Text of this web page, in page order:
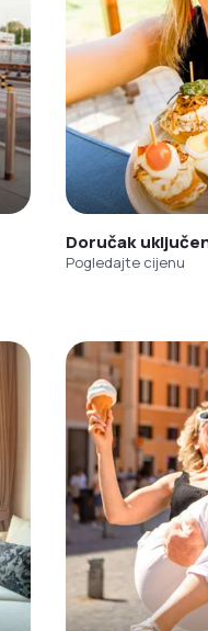
Doručak
Pogledajte cijenu